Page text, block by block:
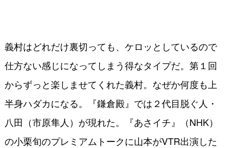
義村はどれだけ裏切っても、ケロッとしているので
仕方ない感じになってしまう得なタイプだ。第１回
からずっと楽しませてくれた義村。なぜか何度も上
半身ハダカになる。『鎌倉殿』では２代目脱ぐ人・
八田（市原隼人）が現れた。『あさイチ』（NHK）
の小栗旬のプレミアムトークに山本がVTR出演した